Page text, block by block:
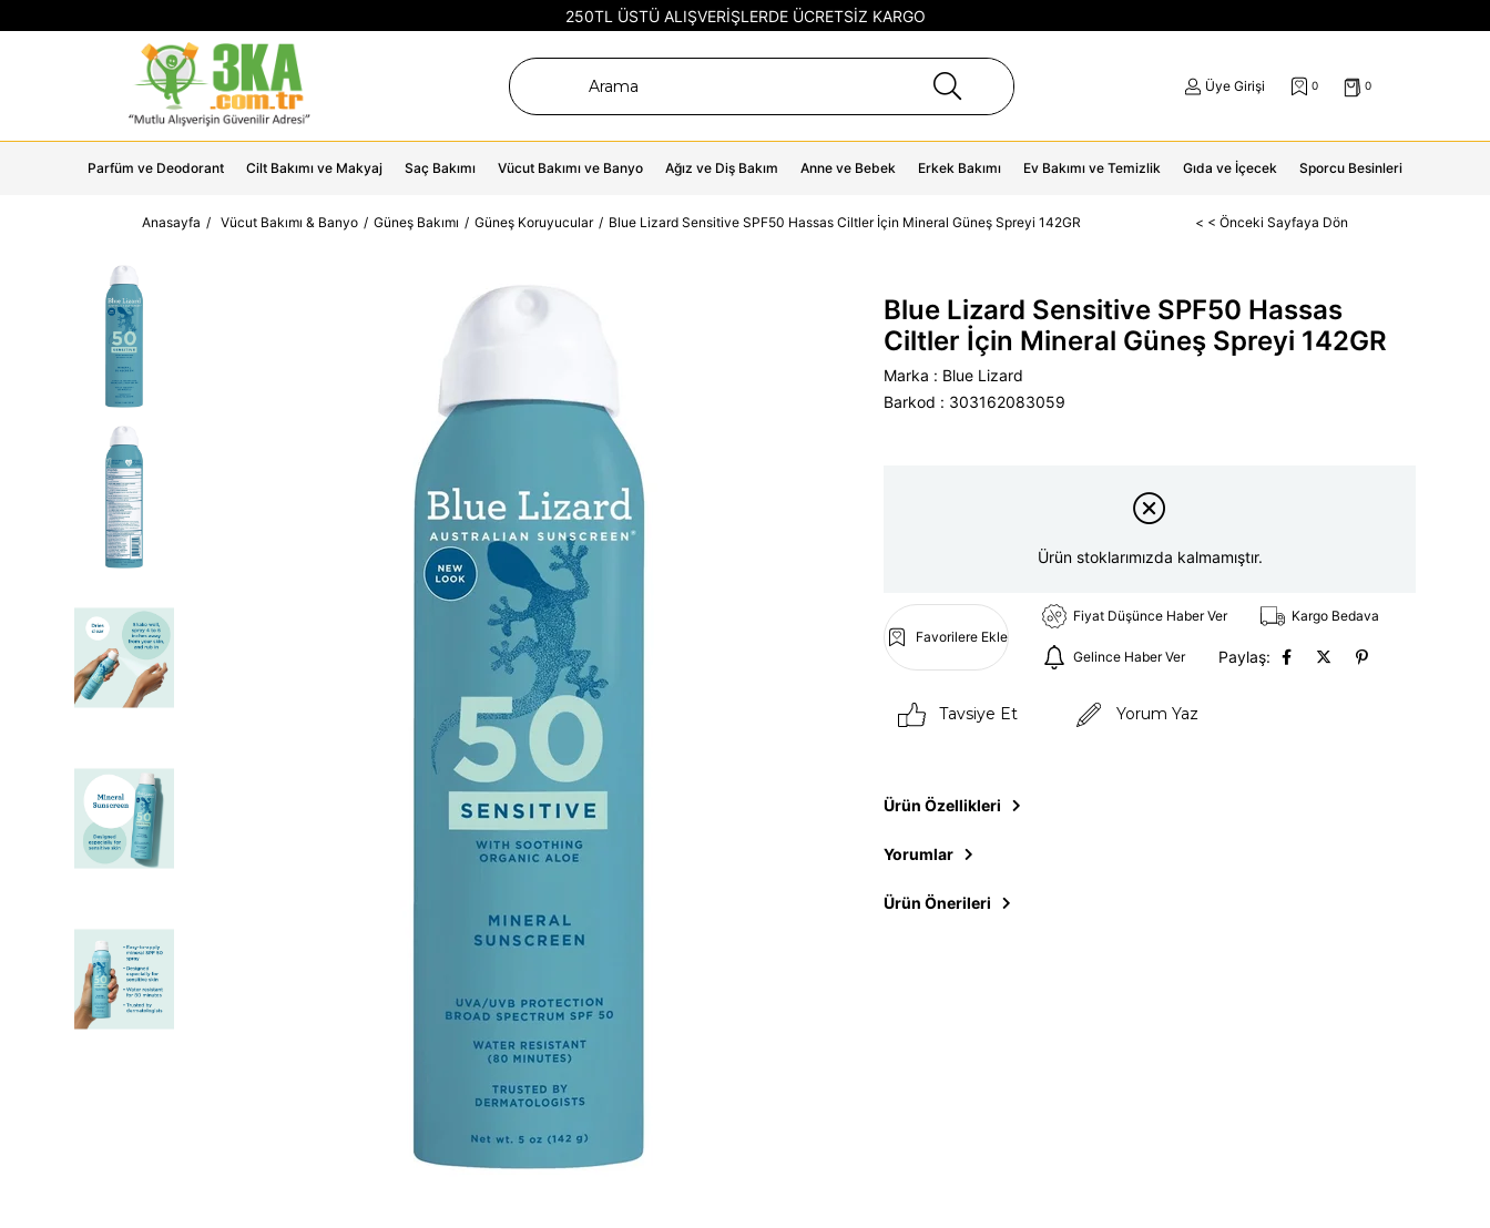
250TL ÜSTÜ ALIŞVERİŞLERDE ÜCRETSİZ KARGO
Üye Girişi 0 0
Parfüm ve Deodorant Cilt Bakımı ve Makyaj Saç Bakımı Vücut Bakımı ve Banyo Ağız ve Diş Bakım Anne ve Bebek Erkek Bakımı Ev Bakımı ve Temizlik Gıda ve İçecek Sporcu Besinleri
Anasayfa Vücut Bakımı & Banyo Güneş Bakımı Güneş Koruyucular Blue Lizard Sensitive SPF50 Hassas Ciltler İçin Mineral Güneş Spreyi 142GR < < Önceki Sayfaya Dön
Blue Lizard Sensitive SPF50 Hassas
Ciltler İçin Mineral Güneş Spreyi 142GR
Marka : Blue Lizard
Barkod : 303162083059
Ürün stoklarımızda kalmamıştır.
Favorilere Ekle
Fiyat Düşünce Haber Ver Kargo Bedava
Gelince Haber Ver Paylaş:
Tavsiye Et Yorum Yaz
Ürün Özellikleri
Yorumlar
Ürün Önerileri